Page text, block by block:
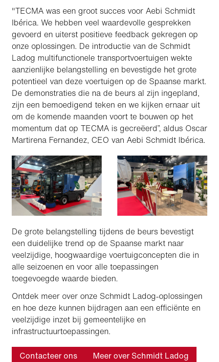
"TECMA was een groot succes voor Aebi Schmidt
Ibérica. We hebben veel waardevolle gesprekken
gevoerd en uiterst positieve feedback gekregen op
onze oplossingen. De introductie van de Schmidt
Ladog multifunctionele transportvoertuigen wekte
aanzienlijke belangstelling en bevestigde het grote
potentieel van deze voertuigen op de Spaanse markt.
De demonstraties die na de beurs al zijn ingepland,
zijn een bemoedigend teken en we kijken ernaar uit
om de komende maanden voort te bouwen op het
momentum dat op TECMA is gecreëerd”, aldus Oscar
Martirena Fernandez, CEO van Aebi Schmidt Ibérica.
De grote belangstelling tijdens de beurs bevestigt
een duidelijke trend op de Spaanse markt naar
veelzijdige, hoogwaardige voertuigconcepten die in
alle seizoenen en voor alle toepassingen
toegevoegde waarde bieden.
Ontdek meer over onze Schmidt Ladog-oplossingen
en hoe deze kunnen bijdragen aan een efficiënte en
veelzijdige inzet bij gemeentelijke en
infrastructuurtoepassingen.
Contacteer ons Meer over Schmidt Ladog